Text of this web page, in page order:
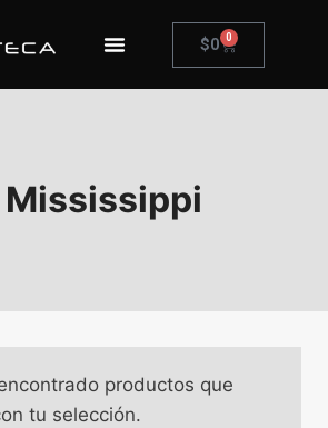
$0 0
Mississippi
productos que
tu selección.